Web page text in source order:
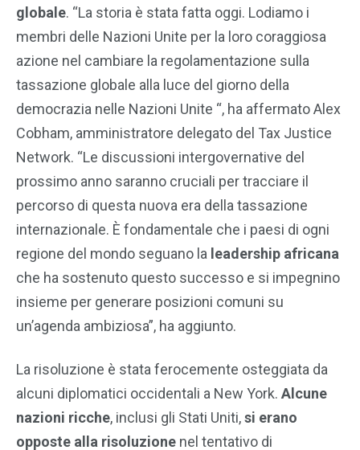
globale. “La storia è stata fatta oggi. Lodiamo i
membri delle Nazioni Unite per la loro coraggiosa
azione nel cambiare la regolamentazione sulla
tassazione globale alla luce del giorno della
democrazia nelle Nazioni Unite “, ha affermato Alex
Cobham, amministratore delegato del Tax Justice
Network. “Le discussioni intergovernative del
prossimo anno saranno cruciali per tracciare il
percorso di questa nuova era della tassazione
internazionale. È fondamentale che i paesi di ogni
regione del mondo seguano la leadership africana
che ha sostenuto questo successo e si impegnino
insieme per generare posizioni comuni su
un’agenda ambiziosa”, ha aggiunto.
La risoluzione è stata ferocemente osteggiata da
alcuni diplomatici occidentali a New York. Alcune
nazioni ricche, inclusi gli Stati Uniti,si erano
opposte alla risoluzione nel tentativo di